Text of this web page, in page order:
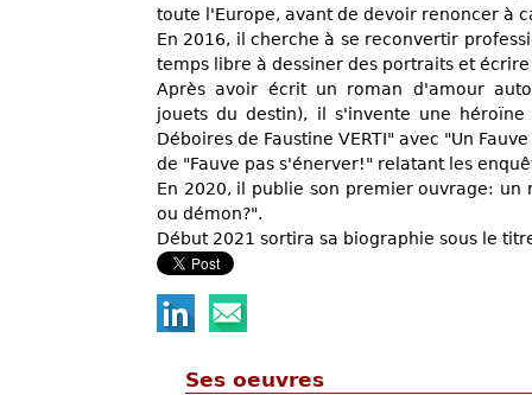
toute l'Europe, avant de devoir renoncer à
En 2016, il cherche à se reconvertir
temps libre à dessiner des portraits et
Après avoir écrit un roman d'amour
jouets du destin), il s'invente une
Déboires de Faustine VERTI" avec "Un
de "Fauve pas s'énerver!" relatant les
En 2020, il publie son premier ouvrage: un
ou démon?".
Début 2021 sortira sa biographie sous le
Ses oeuvres